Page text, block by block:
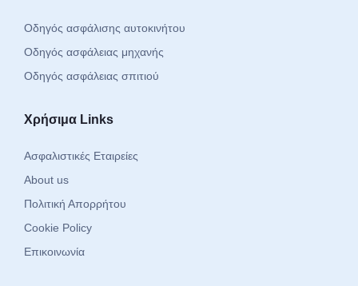
Οδηγός ασφάλισης αυτοκινήτου
Οδηγός ασφάλειας μηχανής
Οδηγός ασφάλειας σπιτιού
Χρήσιμα Links
Ασφαλιστικές Εταιρείες
About us
Πολιτική Απορρήτου
Cookie Policy
Επικοινωνία